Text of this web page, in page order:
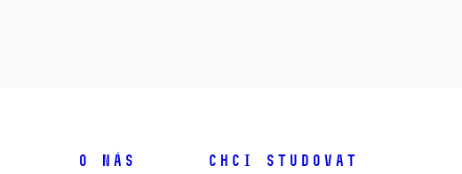
O NÁS CHCI STUDOVAT